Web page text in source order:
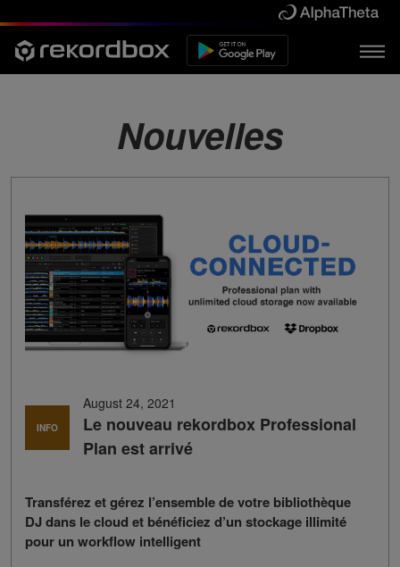
Nouvelles
INFO
August 24, 2021
Le nouveau rekordbox Professional
Plan est arrivé
Transférez et gérez l’ensemble de votre bibliothèque
DJ dans le cloud et bénéficiez d’un stockage illimité
pour un workflow intelligent